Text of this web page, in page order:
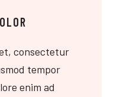
consectetur
tempor
enim ad